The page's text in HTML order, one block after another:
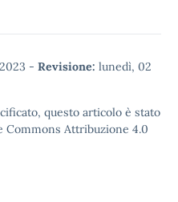
- Revisione: lunedì, 02
questo articolo è stato
Commons Attribuzione 4.0